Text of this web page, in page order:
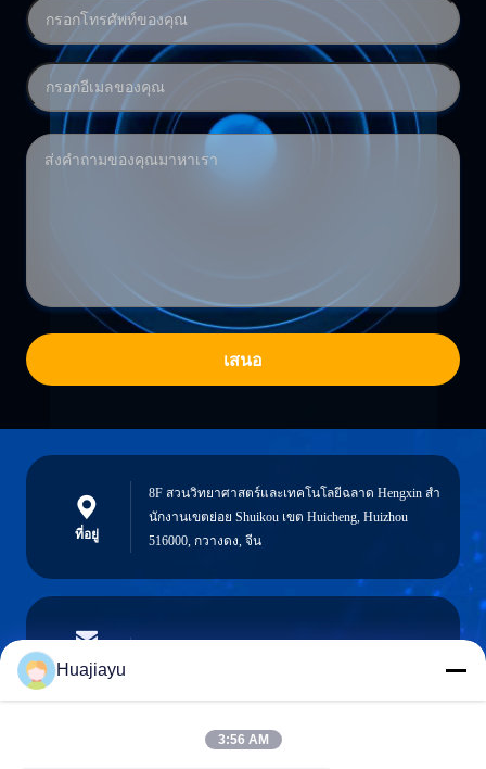
เสนอ
ที่อยู่
8F สวนวิทยาศาสตร์และเทคโนโลยีฉลาด Hengxin สํา
นักงานเขตย่อย Shuikou เขต Huicheng, Huizhou
516000, กวางดง, จีน
อีเมล
Huajiayu
3:56 AM